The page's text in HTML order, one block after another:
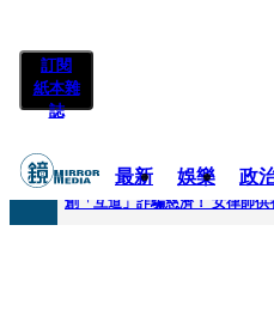
訂閱
紙本雜
誌
最新 娛樂 政
快訊
創「互道」詐騙慈濟！ 女律師